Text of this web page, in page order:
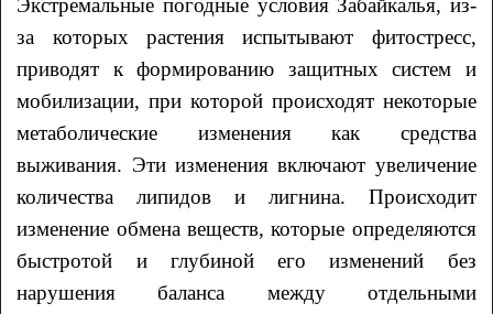
за которых растения испытывают фитостресс,
приводят к формированию защитных систем и
мобилизации, при которой происходят некоторые
метаболические изменения как средства
выживания. Эти изменения включают увеличение
количества липидов и лигнина. Происходит
изменение обмена веществ, которые определяются
быстротой и глубиной его изменений без
нарушения баланса между отдельными